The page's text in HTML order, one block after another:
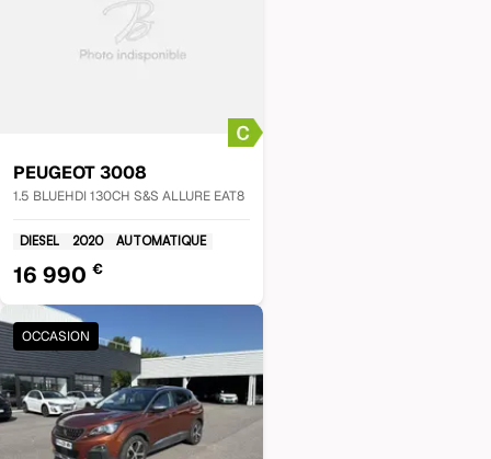
PEUGEOT3008
1.5 BLUEHDI 130CH S&S ALLURE EAT8
DIESEL 2020 AUTOMATIQUE
16 990 €
OCCASION